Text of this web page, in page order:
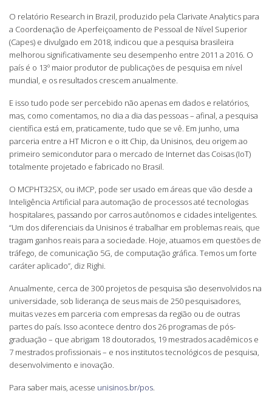
O relatório Research in Brazil, produzido pela Clarivate Analytics para
a Coordenação de Aperfeiçoamento de Pessoal de Nível Superior
(Capes) e divulgado em 2018, indicou que a pesquisa brasileira
melhorou significativamente seu desempenho entre 2011 a 2016. O
país é o 13º maior produtor de publicações de pesquisa em nível
mundial, e os resultados crescem anualmente.
E isso tudo pode ser percebido não apenas em dados e relatórios,
mas, como comentamos, no dia a dia das pessoas – afinal, a pesquisa
científica está em, praticamente, tudo que se vê. Em junho, uma
parceria entre a HT Micron e o itt Chip, da Unisinos, deu origem ao
primeiro semicondutor para o mercado de Internet das Coisas (IoT)
totalmente projetado e fabricado no Brasil.
O MCPHT32SX, ou iMCP, pode ser usado em áreas que vão desde a
Inteligência Artificial para automação de processos até tecnologias
hospitalares, passando por carros autônomos e cidades inteligentes.
“Um dos diferenciais da Unisinos é trabalhar em problemas reais, que
tragam ganhos reais para a sociedade. Hoje, atuamos em questões de
tráfego, de comunicação 5G, de computação gráfica. Temos um forte
caráter aplicado”, diz Righi.
Anualmente, cerca de 300 projetos de pesquisa são desenvolvidos na
universidade, sob liderança de seus mais de 250 pesquisadores,
muitas vezes em parceria com empresas da região ou de outras
partes do país. Isso acontece dentro dos 26 programas de pós-
graduação – que abrigam 18 doutorados, 19 mestrados acadêmicos e
7 mestrados profissionais – e nos institutos tecnológicos de pesquisa,
desenvolvimento e inovação.
Para saber mais, acesse unisinos.br/pos.